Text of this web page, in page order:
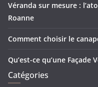
Véranda sur mesure :
Roanne
Comment choisir le
Qu’est-ce qu’une Façade
Catégories